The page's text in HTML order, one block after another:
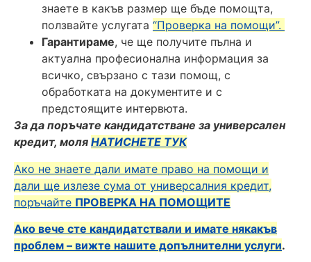
знаете в какъв размер ще бъде помощта,
ползвайте услугата “Проверка на помощи”.
Гарантираме, че ще получите пълна и
актуална професионална информация за
всичко, свързано с тази помощ, с
обработката на документите и с
предстоящите интервюта.
За да поръчате кандидатстване за универсален
кредит, моля НАТИСНЕТЕ ТУК
Ако не знаете дали имате право на помощи и
дали ще излезе сума от универсалния кредит,
поръчайте ПРОВЕРКА НА ПОМОЩИТЕ
Ако вече сте кандидатствали и имате някакъв
проблем – вижте нашите допълнителни услуги.